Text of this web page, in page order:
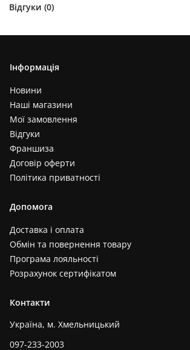
Відгуки (0)
Інформація
Новини
Наші магазини
Мої замовлення
Відгуки
Франшиза
Договір оферти
Політика приватності
Допомога
Доставка і оплата
Обмін та повернення товару
Програма лояльності
Розрахунок сертифікатом
Контакти
Україна, м. Хмельницький
097-233-2003